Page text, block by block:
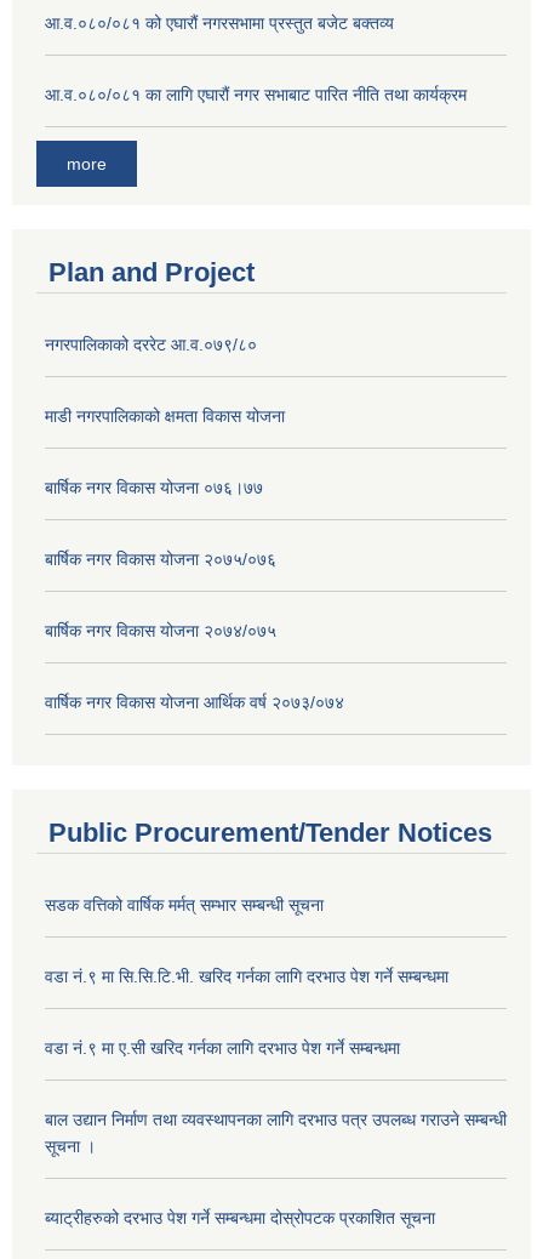
आ.व.०८०/०८१ को एघारौं नगरसभामा प्रस्तुत बजेट बक्तव्य
आ.व.०८०/०८१ का लागि एघारौं नगर सभाबाट पारित नीति तथा कार्यक्रम
more
Plan and Project
नगरपालिकाको दररेट आ.व.०७९/८०
माडी नगरपालिकाको क्षमता विकास योजना
बार्षिक नगर विकास योजना ०७६।७७
बार्षिक नगर विकास योजना २०७५/०७६
बार्षिक नगर विकास योजना २०७४/०७५
वार्षिक नगर विकास योजना आर्थिक वर्ष २०७३/०७४
Public Procurement/Tender Notices
सडक वत्तिको वार्षिक मर्मत् सम्भार सम्बन्धी सूचना
वडा नं.९ मा सि.सि.टि.भी. खरिद गर्नका लागि दरभाउ पेश गर्ने सम्बन्धमा
वडा नं.९ मा ए.सी खरिद गर्नका लागि दरभाउ पेश गर्ने सम्बन्धमा
बाल उद्यान निर्माण तथा व्यवस्थापनका लागि दरभाउ पत्र उपलब्ध गराउने सम्बन्धी
सूचना ।
ब्याट्रीहरुको दरभाउ पेश गर्ने सम्बन्धमा दोस्रोपटक प्रकाशित सूचना